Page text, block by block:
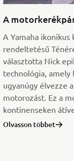
A
A Yamaha ikonikus
rendeltetésű
választotta Nick
technológia,
ugyanúgy élvezze
motorozást. Ez a
kontinenseken
Olvasson többet